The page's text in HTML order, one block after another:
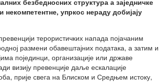
безбедносних структура а заједничке
некомпетентне, упркос нераду добијају
терористичких напада појачаним
размени обавештајних података, а затим и
појединци, организације или државе
визију превенције даље ескалације
прије свега на Блиском и Средњем истоку,